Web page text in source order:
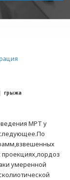
грыжа
МРТ у
проекциях,лордоз
умеренной